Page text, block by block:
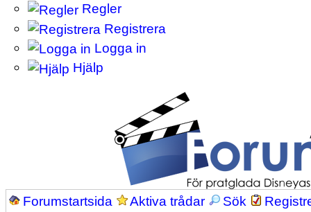
Regler
Registrera
Logga in
Hjälp
Forumstartsida Aktiva trådar Sök